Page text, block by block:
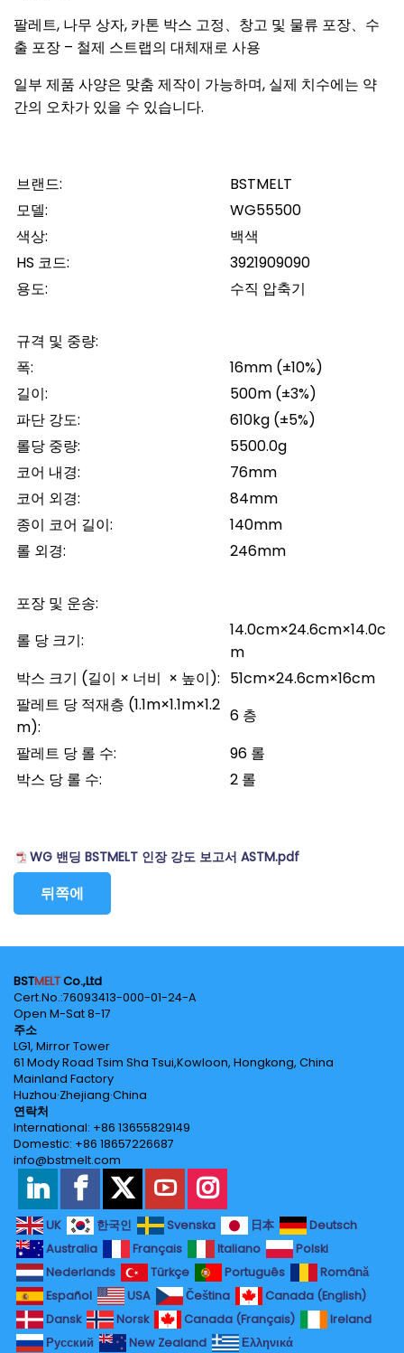
팔레트, 나무 상자, 카톤 박스 고정、창고 및 물류 포장、수
출 포장 – 철제 스트랩의 대체재로 사용
일부 제품 사양은 맞춤 제작이 가능하며, 실제 치수에는 약
간의 오차가 있을 수 있습니다.
브랜드:
BSTMELT
모델:
WG55500
색상:
백색
HS 코드:
3921909090
용도: 수직 압축기
규격 및 중량:
폭:
16mm (±10%)
길이:
500m (±3%)
파단 강도:
610kg (±5%)
롤당 중량:
5500.0g
코어 내경:
76mm
코어 외경:
84mm
종이 코어 길이:
140mm
롤 외경: 246mm
포장 및 운송:
롤 당 크기:
14.0cm×24.6cm×14.0c
m
박스 크기 (길이 × 너비 × 높이): 51cm×24.6cm×16cm
팔레트 당 적재층 (1.1m×1.1m×1.2
m):
6 층
팔레트 당 롤 수: 96 롤
박스 당 롤 수: 2 롤
WG 밴딩 BSTMELT 인장 강도 보고서 ASTM.pdf
뒤쪽에
BSTMELTCo.,Ltd
Cert.No.‌:76093413-000-01-24-A
Open M-Sat 8-17
주소
LG1, Mirror Tower
61 Mody Road Tsim Sha Tsui,Kowloon, Hongkong, China
Mainland Factory
Huzhou·Zhejiang·China
연락처
International: +86 13655829149
Domestic: +86 18657226687
info@bstmelt.com
UK 한국인 Svenska 日本
Deutsch
Australia
Français Italiano
Polski
Nederlands
Türkçe Português
Română
Español
USA Čeština
Canada (English)
Dansk
Norsk Canada (Français)
Ireland
Русский
New Zealand Ελληνικά